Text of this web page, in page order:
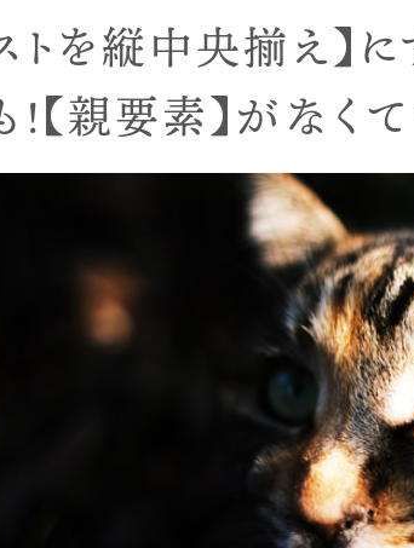
トを縦中央揃え】
!【親要素】がな